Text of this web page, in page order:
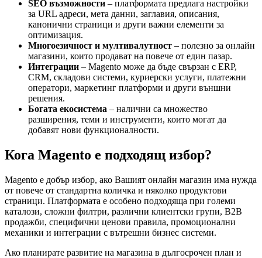
SEO възможности – платформата предлага настройки
за URL адреси, мета данни, заглавия, описания,
канонични страници и други важни елементи за
оптимизация.
Многоезичност и мултивалутност – полезно за онлайн
магазини, които продават на повече от един пазар.
Интеграции – Magento може да бъде свързан с ERP,
CRM, складови системи, куриерски услуги, платежни
оператори, маркетинг платформи и други външни
решения.
Богата екосистема – налични са множество
разширения, теми и инструменти, които могат да
добавят нови функционалности.
Кога Magento е подходящ избор?
Magento е добър избор, ако Вашият онлайн магазин има нужда
от повече от стандартна количка и няколко продуктови
страници. Платформата е особено подходяща при големи
каталози, сложни филтри, различни клиентски групи, B2B
продажби, специфични ценови правила, промоционални
механики и интеграции с вътрешни бизнес системи.
Ако планирате развитие на магазина в дългосрочен план и